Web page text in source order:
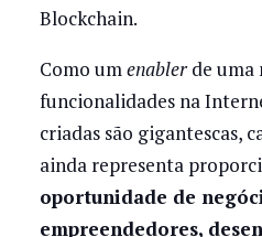
Blockchain.
Como umenablerde uma
funcionalidades na
criadas são gigantescas,
ainda representa
oportunidade de
empreendedores,